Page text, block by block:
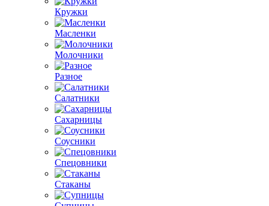
Кружки
Масленки
Молочники
Разное
Салатники
Сахарницы
Соусники
Спецовники
Стаканы